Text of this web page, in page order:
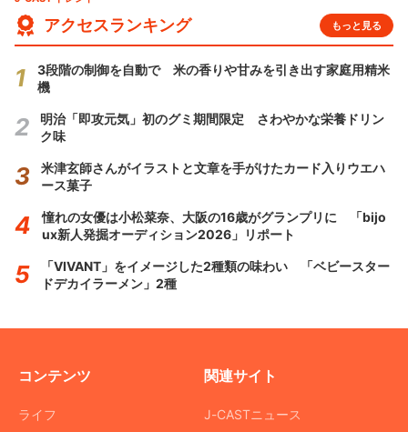
アクセスランキング もっと見る
3段階の制御を自動で 米の香りや甘みを引き出す家庭用精米
機
明治「即攻元気」初のグミ期間限定 さわやかな栄養ドリン
ク味
米津玄師さんがイラストと文章を手がけたカード入りウエハ
ース菓子
憧れの女優は小松菜奈、大阪の16歳がグランプリに 「bijo
ux新人発掘オーディション2026」リポート
「VIVANT」をイメージした2種類の味わい 「ベビースター
ドデカイラーメン」2種
コンテンツ
ライフ
関連サイト
J-CASTニュース